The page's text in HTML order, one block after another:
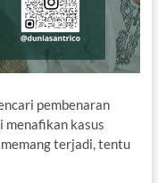
pembenaran
menafikan kasus
terjadi, tentu